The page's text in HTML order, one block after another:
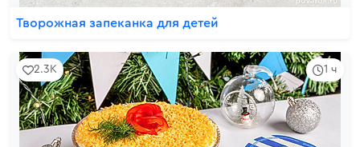
Творожная запеканка для детей
1 ч
2.3K